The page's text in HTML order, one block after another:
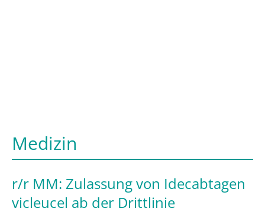
Medizin
r/r MM: Zulassung von Idecabtagen
vicleucel ab der Drittlinie